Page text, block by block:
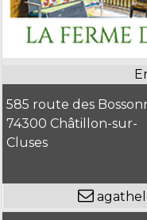
585 route des
74300 Châtillon-sur-
Cluses